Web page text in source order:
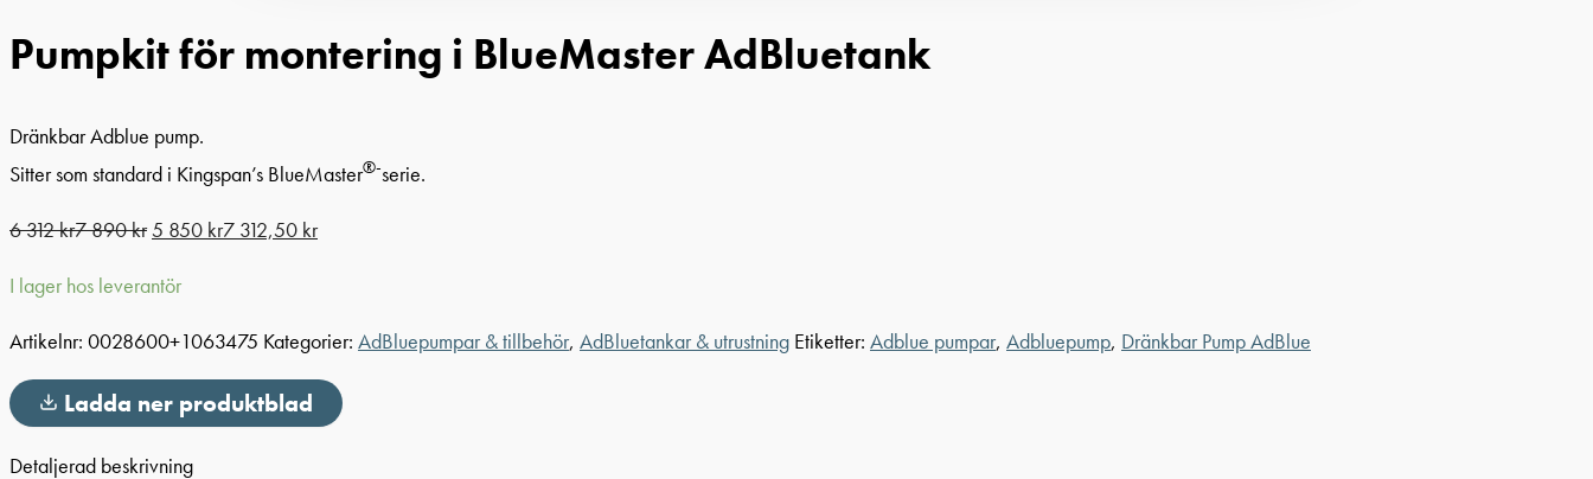
Pumpkit för montering i BlueMaster AdBluetank
Dränkbar Adblue pump.
Sitter som standard i Kingspan’s BlueMaster®-serie.
6 312kr7 890kr5 850 kr7 312,50 kr
I lager hos leverantör
Artikelnr: 0028600+1063475 Kategorier: AdBluepumpar & tillbehör, AdBluetankar & utrustning Etiketter: Adblue pumpar, Adbluepump, Dränkbar Pump AdBlue
Ladda ner produktblad
Detaljerad beskrivning